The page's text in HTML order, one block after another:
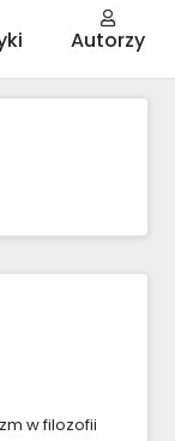
Autorzy
w filozofii